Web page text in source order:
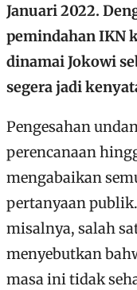
Januari 2022.
pemindahan IKN
dinamai Jokowi
segera jadi
Pengesahan
perencanaan
mengabaikan
pertanyaan
misalnya, salah
menyebutkan
masa ini tidak